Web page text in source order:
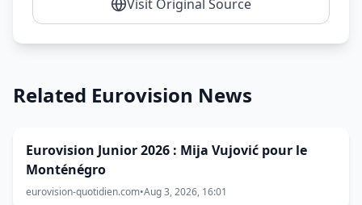
Visit Original Source
Related Eurovision News
Eurovision Junior 2026 : Mija Vujović pour le
Monténégro
eurovision-quotidien.com•Aug 3, 2026, 16:01